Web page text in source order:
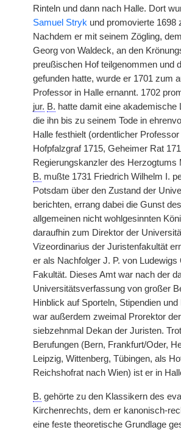
Rinteln und dann nach Halle. Dort
Samuel Stryk und promovierte 1698
Nachdem er mit seinem Zögling,
Georg von Waldeck, an den
preußischen Hof teilgenommen und
gefunden hatte, wurde er 1701 zum
Professor in Halle ernannt. 1702
jur. B. hatte damit eine akademische
die ihn bis zu seinem Tode in
Halle festhielt (ordentlicher Professor
Hofpfalzgraf 1715, Geheimer Rat
Regierungskanzler des Herzogtums
B. mußte 1731 Friedrich Wilhelm I.
Potsdam über den Zustand der
berichten, errang dabei die Gunst
allgemeinen nicht wohlgesinnten
daraufhin zum Direktor der
Vizeordinarius der Juristenfakultät
er als Nachfolger J. P. von Ludewigs
Fakultät. Dieses Amt war nach der
Universitätsverfassung von großer
Hinblick auf Sporteln, Stipendien
war außerdem zweimal Prorektor
siebzehnmal Dekan der Juristen.
Berufungen (Bern, Frankfurt/Oder,
Leipzig, Wittenberg, Tübingen, als
Reichshofrat nach Wien) ist er in
B. gehörte zu den Klassikern des
Kirchenrechts, dem er kanonisch-
eine feste theoretische Grundlage